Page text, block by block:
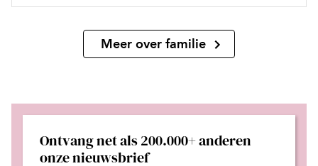
Meer over familie
Ontvang net als 200.000+ anderen
onze nieuwsbrief